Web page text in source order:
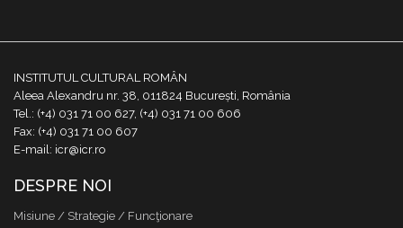
INSTITUTUL CULTURAL ROMÂN
Aleea Alexandru nr. 38, 011824 București, România
Tel.: (+4) 031 71 00 627, (+4) 031 71 00 606
Fax: (+4) 031 71 00 607
E-mail: icr@icr.ro
DESPRE NOI
Misiune / Strategie / Funcţionare